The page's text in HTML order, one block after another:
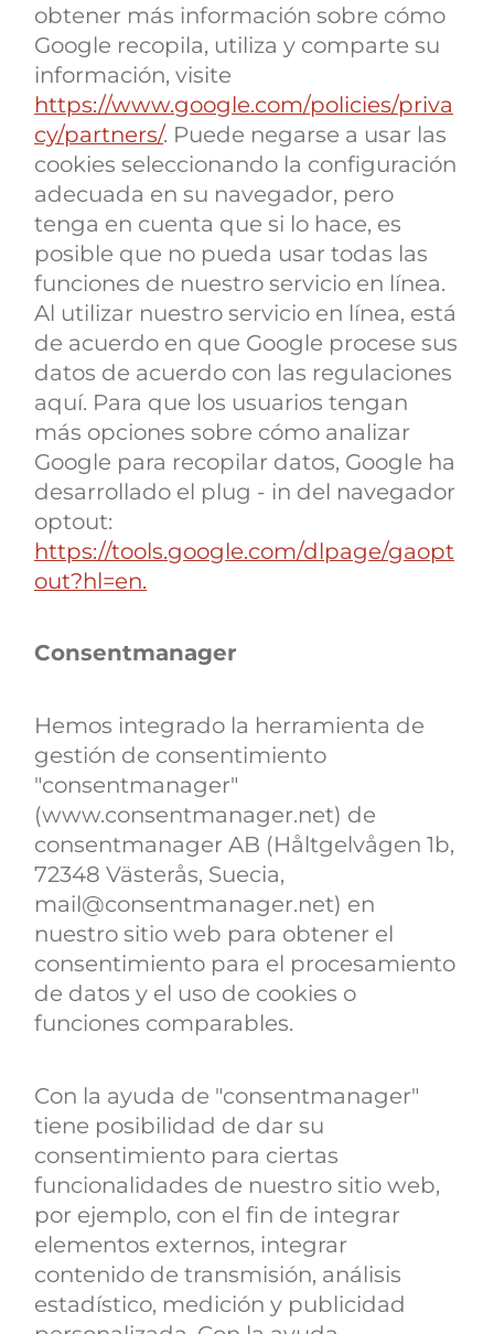
obtener más información sobre cómo
Google recopila, utiliza y comparte su
información, visite
https://www.google.com/policies/priva
cy/partners/. Puede negarse a usar las
cookies seleccionando la configuración
adecuada en su navegador, pero
tenga en cuenta que si lo hace, es
posible que no pueda usar todas las
funciones de nuestro servicio en línea.
Al utilizar nuestro servicio en línea, está
de acuerdo en que Google procese sus
datos de acuerdo con las regulaciones
aquí. Para que los usuarios tengan
más opciones sobre cómo analizar
Google para recopilar datos, Google ha
desarrollado el plug - in del navegador
optout:
https://tools.google.com/dlpage/gaopt
out?hl=en.
Consentmanager
Hemos integrado la herramienta de
gestión de consentimiento
"consentmanager"
(www.consentmanager.net) de
consentmanager AB (Håltgelvågen 1b,
72348 Västerås, Suecia,
mail@consentmanager.net) en
nuestro sitio web para obtener el
consentimiento para el procesamiento
de datos y el uso de cookies o
funciones comparables.
Con la ayuda de "consentmanager"
tiene posibilidad de dar su
consentimiento para ciertas
funcionalidades de nuestro sitio web,
por ejemplo, con el fin de integrar
elementos externos, integrar
contenido de transmisión, análisis
estadístico, medición y publicidad